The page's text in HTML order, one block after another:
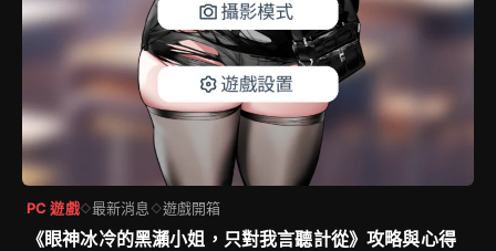
PC 遊戲◇最新消息 ◇遊戲開箱
《眼神冰冷的黑瀨小姐，只對我言聽計從》攻略與心得